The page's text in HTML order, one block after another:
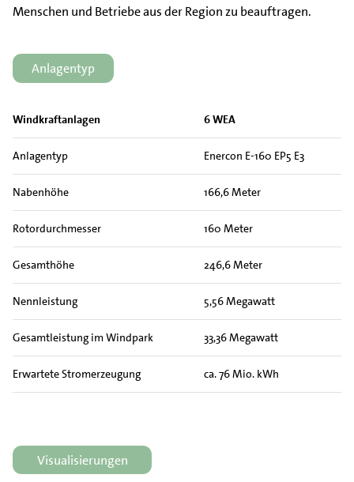
Menschen und Betriebe aus der Region zu beauftragen.
Anlagentyp
Windkraftanlagen 6 WEA
Anlagentyp Enercon E-160 EP5 E3
Nabenhöhe 166,6 Meter
Rotordurchmesser 160 Meter
Gesamthöhe 246,6 Meter
Nennleistung 5,56 Megawatt
Gesamtleistung im Windpark 33,36 Megawatt
Erwartete Stromerzeugung ca. 76 Mio. kWh
Visualisierungen